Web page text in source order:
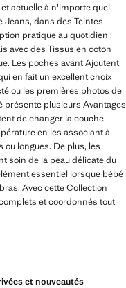
actuelle à n'importe quel
Jeans, dans des Teintes
pratique au quotidien :
avec des Tissus en coton
Les poches avant Ajoutent
en fait un excellent choix
ou les premières photos de
présente plusieurs Avantages
de changer la couche
en les associant à
longues. De plus, les
soin de la peau délicate du
essentiel lorsque bébé
Avec cette Collection
et coordonnés tout
et nouveautés